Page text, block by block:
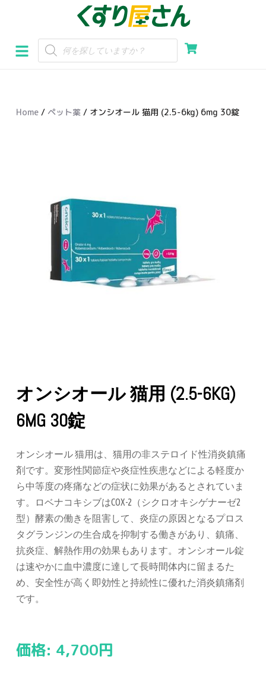
ン
テ
スHome / ペット薬 / オンシオール 猫用 (2.5-6kg) 6mg 30錠
オンシオール 猫用 (2.5-6KG)
6MG 30錠
オンシオール 猫用は、猫用の非ステロイド性消炎鎮痛
剤です。変形性関節症や炎症性疾患などによる軽度か
ら中等度の疼痛などの症状に効果があるとされていま
す。ロベナコキシブはCOX-2（シクロオキシゲナーゼ2
型）酵素の働きを阻害して、炎症の原因となるプロス
タグランジンの生合成を抑制する働きがあり、鎮痛、
抗炎症、解熱作用の効果もあります。オンシオール錠
は速やかに血中濃度に達して長時間体内に留まるた
め、安全性が高く即効性と持続性に優れた消炎鎮痛剤
です。
価格: 4,700円